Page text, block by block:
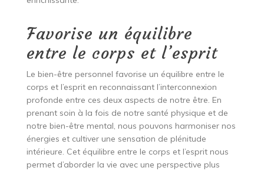
Favorise un équilibre
entre le corps et l’esprit
Le bien-être personnel favorise un équilibre entre le
corps et l’esprit en reconnaissant l’interconnexion
profonde entre ces deux aspects de notre être. En
prenant soin à la fois de notre santé physique et de
notre bien-être mental, nous pouvons harmoniser nos
énergies et cultiver une sensation de plénitude
intérieure. Cet équilibre entre le corps et l’esprit nous
permet d’aborder la vie avec une perspective plus